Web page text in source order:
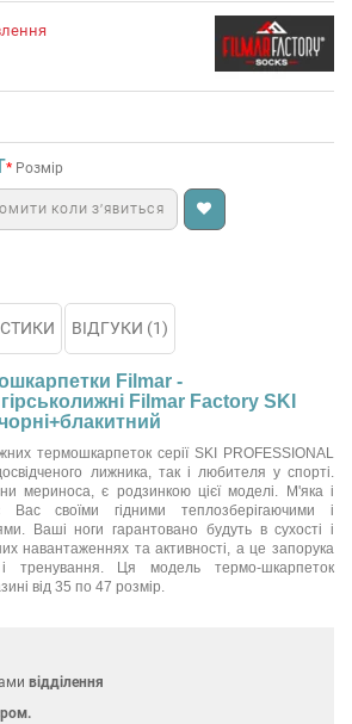
Розмір
КОЛИ З’ЯВИТЬСЯ
ВІДГУКИ (1)
Filmar -
Filmar Factory SKI
термошкарпеток серії SKI PROFESSIONAL
лижника, так і любителя у спорті.
мериноса, є родзинкою цієї моделі. М'яка і
своїми гідними теплозберігаючими і
Ваші ноги гарантовано будуть в сухості і
навантаженнях та активності, а це запорука
і тренування. Ця модель термо-шкарпеток
від 35 по 47 розмір.
відділення